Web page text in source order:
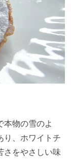
物の雪のよ
、ホワイトチ
さをやさしい味